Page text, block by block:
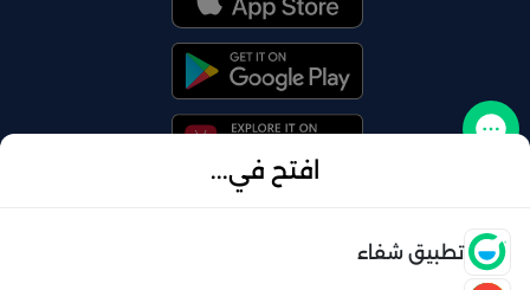
افتح في...
تطبيق شفاء © 2026 شفاء . كل الحقوق محفوظة
تواصل معنا